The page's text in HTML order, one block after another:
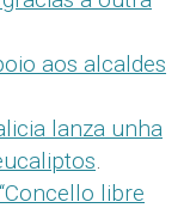
aos alcaldes
lanza unha
libre